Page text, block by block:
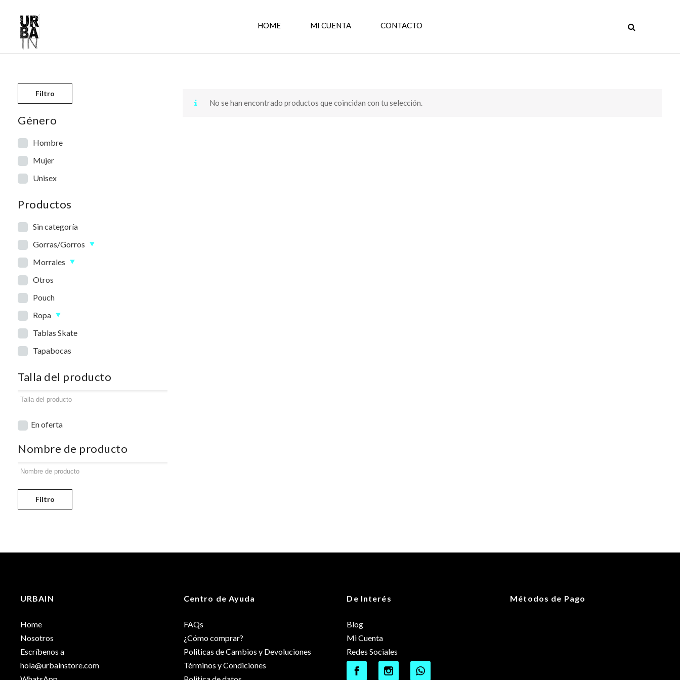
HOME MI CUENTA CONTACTO
Skip to content
No se han encontrado productos que coincidan con tu selección.
Filtro
Género
Hombre
Mujer
Unisex
Productos
Sin categoría
Gorras/Gorros
Morrales
Otros
Pouch
Ropa
Tablas Skate
Tapabocas
Talla del producto
En oferta
Nombre de producto
Filtro
URBAIN
Home
Nosotros
Escríbenos a
hola@urbainstore.com
Centro de Ayuda
FAQs
¿Cómo comprar?
Politicas de Cambios y Devoluciones
Términos y Condiciones
De Interés
Blog
Mi Cuenta
Redes Sociales
Métodos de Pago